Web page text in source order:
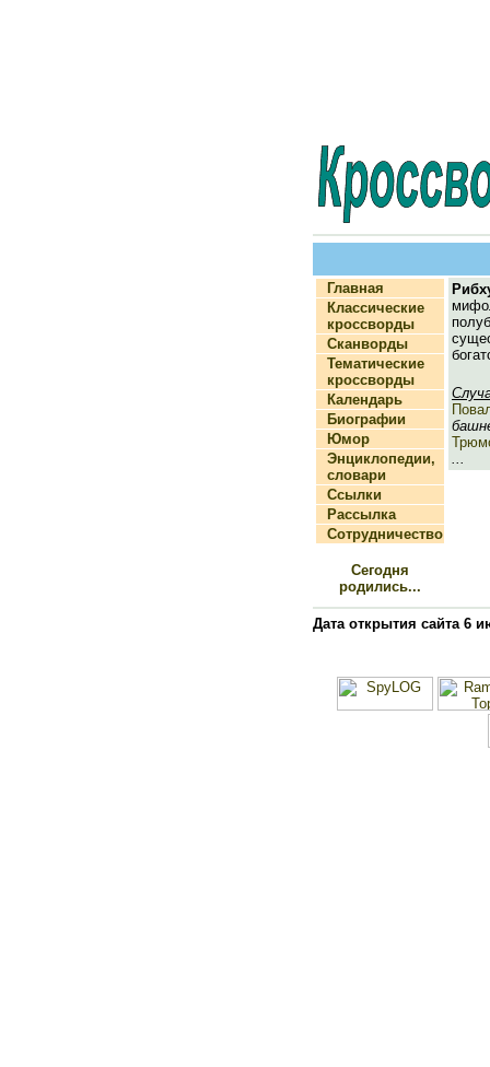
Главная
Классические
кроссворды
Сканворды
Тематические
кроссворды
Календарь
Биографии
Юмор
Энциклопедии,
словари
Ссылки
Рассылка
Сотрудничество
Сегодня
родились...
...
Дата открытия сайта 6